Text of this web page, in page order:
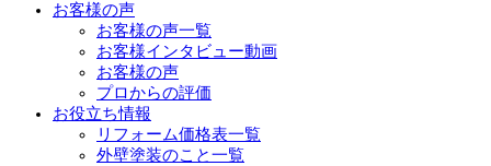
お客様の声
お客様の声一覧
お客様インタビュー動画
お客様の声
プロからの評価
お役立ち情報
リフォーム価格表一覧
外壁塗装のこと一覧